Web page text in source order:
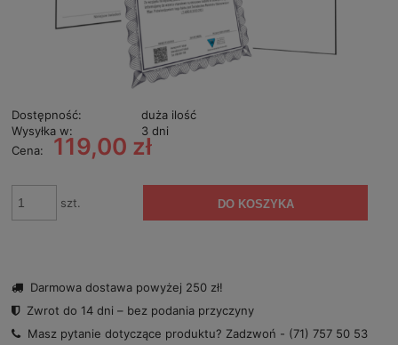
Dostępność:
duża ilość
Wysyłka w:
3 dni
Cena:
119,00 zł
szt. DO KOSZYKA
Darmowa dostawa powyżej 250 zł!
Zwrot do 14 dni – bez podania przyczyny
Masz pytanie dotyczące produktu? Zadzwoń - (71) 757 50 53